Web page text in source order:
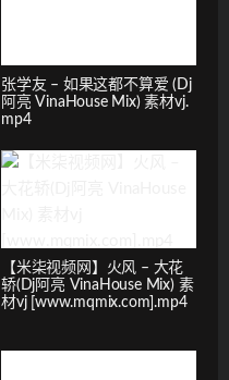
张学友 – 如果这都不算爱 (Dj
阿亮 VinaHouse Mix) 素材vj.
mp4
【米柒视频网】火风 – 大花
轿(Dj阿亮 VinaHouse Mix) 素
材vj [www.mqmix.com].mp4